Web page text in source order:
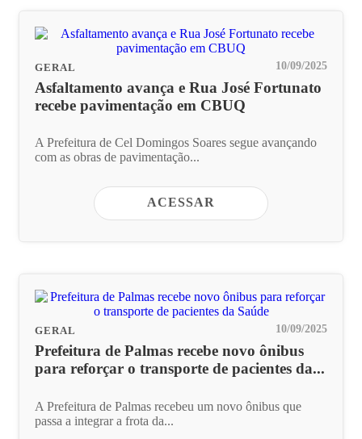
GERAL 10/09/2025
Asfaltamento avança e Rua José Fortunato
recebe pavimentação em CBUQ
A Prefeitura de Cel Domingos Soares segue avançando
com as obras de pavimentação...
ACESSAR
GERAL 10/09/2025
Prefeitura de Palmas recebe novo ônibus
para reforçar o transporte de pacientes da...
A Prefeitura de Palmas recebeu um novo ônibus que
passa a integrar a frota da...